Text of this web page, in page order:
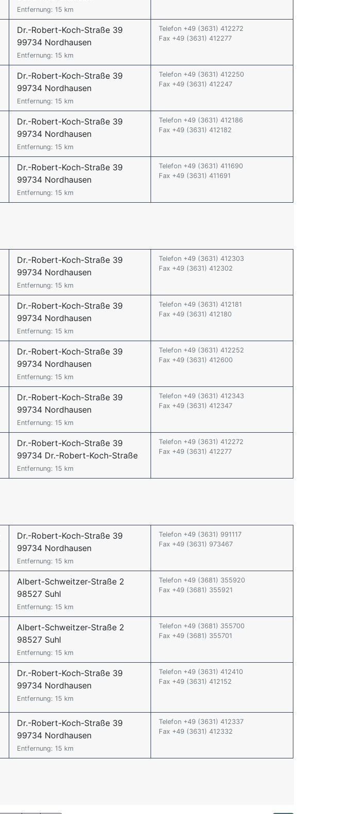
Entfernung: 15 km
Dr.-Robert-Koch-Straße 39
99734 Nordhausen
Entfernung: 15 km
Telefon +49 (3631) 412272
Fax +49 (3631) 412277
Dr.-Robert-Koch-Straße 39
99734 Nordhausen
Entfernung: 15 km
Telefon +49 (3631) 412250
Fax +49 (3631) 412247
Dr.-Robert-Koch-Straße 39
99734 Nordhausen
Entfernung: 15 km
Telefon +49 (3631) 412186
Fax +49 (3631) 412182
Dr.-Robert-Koch-Straße 39
99734 Nordhausen
Entfernung: 15 km
Telefon +49 (3631) 411690
Fax +49 (3631) 411691
Dr.-Robert-Koch-Straße 39
99734 Nordhausen
Entfernung: 15 km
Telefon +49 (3631) 412303
Fax +49 (3631) 412302
Dr.-Robert-Koch-Straße 39
99734 Nordhausen
Entfernung: 15 km
Telefon +49 (3631) 412181
Fax +49 (3631) 412180
Dr.-Robert-Koch-Straße 39
99734 Nordhausen
Entfernung: 15 km
Telefon +49 (3631) 412252
Fax +49 (3631) 412600
Dr.-Robert-Koch-Straße 39
99734 Nordhausen
Entfernung: 15 km
Telefon +49 (3631) 412343
Fax +49 (3631) 412347
Dr.-Robert-Koch-Straße 39
99734 Dr.-Robert-Koch-Straße
Entfernung: 15 km
Telefon +49 (3631) 412272
Fax +49 (3631) 412277
Dr.-Robert-Koch-Straße 39
99734 Nordhausen
Entfernung: 15 km
Telefon +49 (3631) 991117
Fax +49 (3631) 973467
Albert-Schweitzer-Straße 2
98527 Suhl
Entfernung: 15 km
Telefon +49 (3681) 355920
Fax +49 (3681) 355921
Albert-Schweitzer-Straße 2
98527 Suhl
Entfernung: 15 km
Telefon +49 (3681) 355700
Fax +49 (3681) 355701
Dr.-Robert-Koch-Straße 39
99734 Nordhausen
Entfernung: 15 km
Telefon +49 (3631) 412410
Fax +49 (3631) 412152
Dr.-Robert-Koch-Straße 39
99734 Nordhausen
Entfernung: 15 km
Telefon +49 (3631) 412337
Fax +49 (3631) 412332